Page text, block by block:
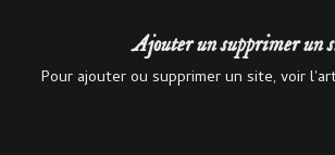
Ajouter un supprimer un
Pour ajouter ou supprimer un site, voir